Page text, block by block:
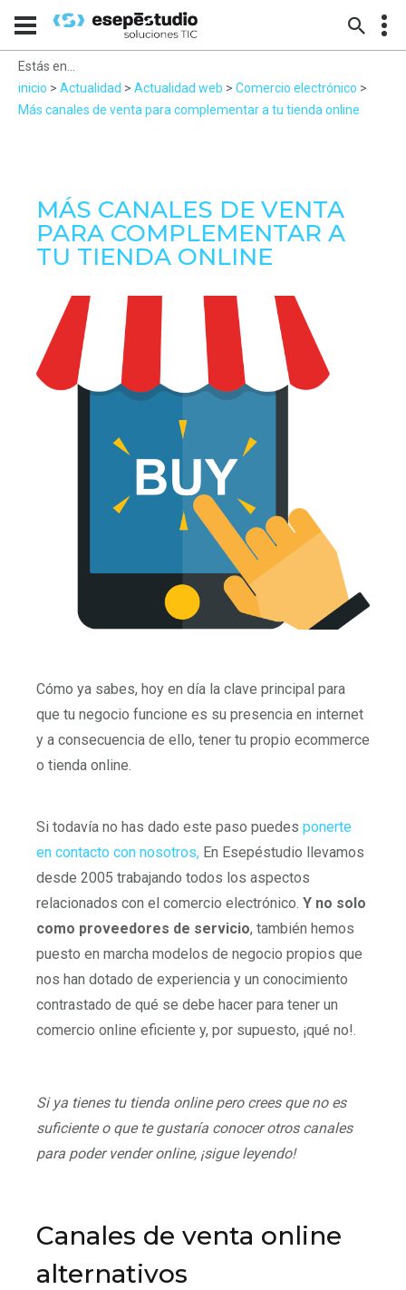
Estás en...
inicio > Actualidad > Actualidad web > Comercio electrónico >
Más canales de venta para complementar a tu tienda online
MÁS CANALES DE VENTA
PARA COMPLEMENTAR A
TU TIENDA ONLINE
Cómo ya sabes, hoy en día la clave principal para
que tu negocio funcione es su presencia en internet
y a consecuencia de ello, tener tu propio ecommerce
o tienda online.
Si todavía no has dado este paso puedes ponerte
en contacto con nosotros, En Esepéstudio llevamos
desde 2005 trabajando todos los aspectos
relacionados con el comercio electrónico. Y no solo
como proveedores de servicio, también hemos
puesto en marcha modelos de negocio propios que
nos han dotado de experiencia y un conocimiento
contrastado de qué se debe hacer para tener un
comercio online eficiente y, por supuesto, ¡qué no!.
Si ya tienes tu tienda online pero crees que no es
suficiente o que te gustaría conocer otros canales
para poder vender online, ¡sigue leyendo!
Canales de venta online
alternativos